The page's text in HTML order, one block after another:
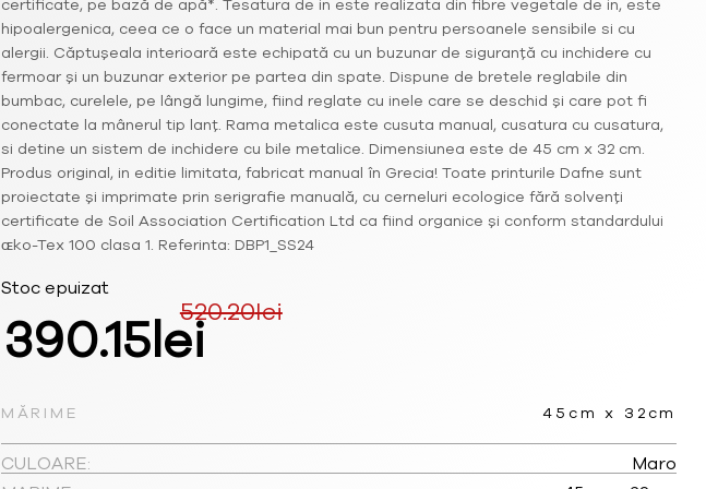
certificate, pe bază de apă*. Tesatura de in este realizata din fibre vegetale de in, este
hipoalergenica, ceea ce o face un material mai bun pentru persoanele sensibile si cu
alergii. Căptușeala interioară este echipată cu un buzunar de siguranță cu inchidere cu
fermoar și un buzunar exterior pe partea din spate. Dispune de bretele reglabile din
bumbac, curelele, pe lângă lungime, fiind reglate cu inele care se deschid și care pot fi
conectate la mânerul tip lanț. Rama metalica este cusuta manual, cusatura cu cusatura,
si detine un sistem de inchidere cu bile metalice. Dimensiunea este de 45 cm x 32 cm.
Produs original, in editie limitata, fabricat manual în Grecia! Toate printurile Dafne sunt
proiectate și imprimate prin serigrafie manuală, cu cerneluri ecologice fără solvenți
certificate de Soil Association Certification Ltd ca fiind organice și conform standardului
ɶko-Tex 100 clasa 1. Referinta: DBP1_SS24
520.20lei
Prețul
inițial
a
390.15leiPrețul
este:
MĂRIME 45cm x 32cm
CULOARE:
Maro
Stoc epuizat